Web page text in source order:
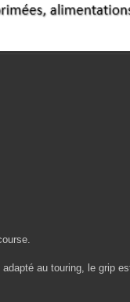
au touring, le grip